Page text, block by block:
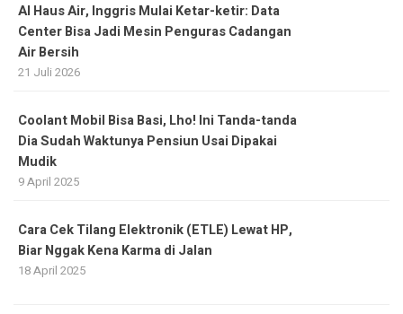
AI Haus Air, Inggris Mulai Ketar-ketir: Data
Center Bisa Jadi Mesin Penguras Cadangan
Air Bersih
21 Juli 2026
Coolant Mobil Bisa Basi, Lho! Ini Tanda-tanda
Dia Sudah Waktunya Pensiun Usai Dipakai
Mudik
9 April 2025
Cara Cek Tilang Elektronik (ETLE) Lewat HP,
Biar Nggak Kena Karma di Jalan
18 April 2025